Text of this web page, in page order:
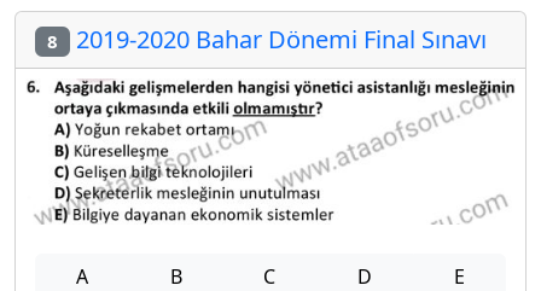
8 2019-2020 Bahar Dönemi Final Sınavı
A B C D E